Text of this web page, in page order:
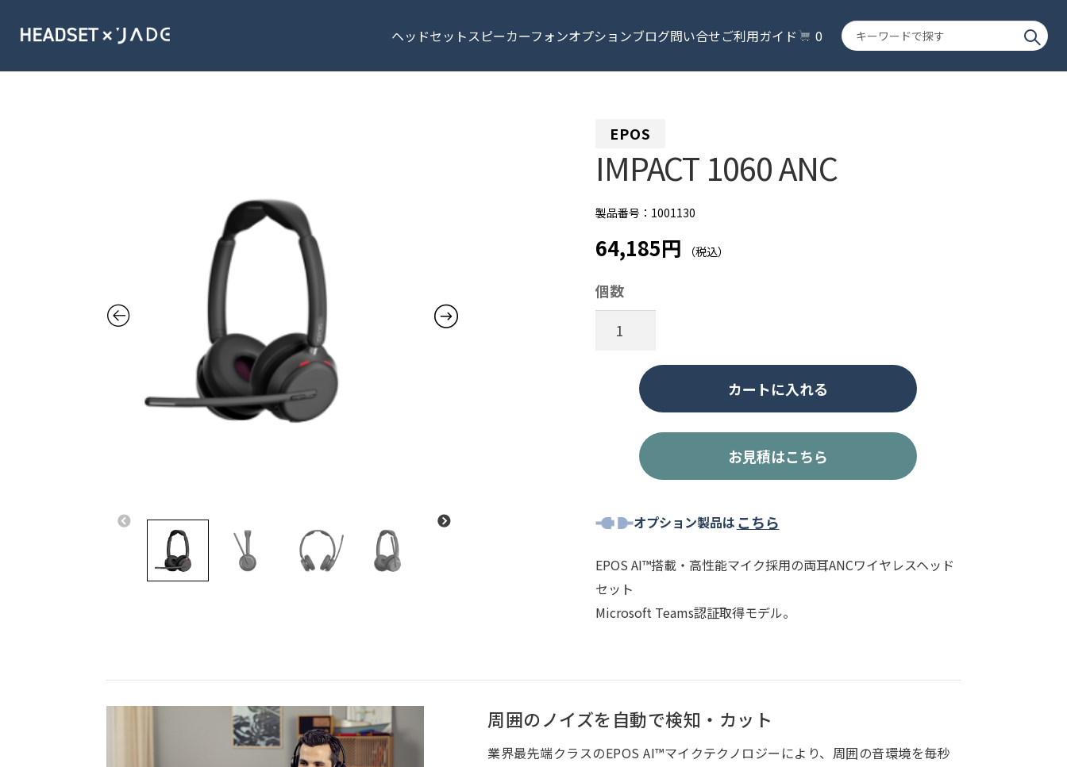
ヘッドセットスピーカーフォンオプションブログ問い合せご利用ガイド 0
キ
ー
ワ
EPOS
IMPACT 1060 ANC
製品番号：1001130
64,185円 （税込）
個数
1060
カートに入れる
お見積はこちら
オプション製品は こちら
EPOS AI™搭載・高性能マイク採用の両耳ANCワイヤレスヘッド
セット
Microsoft Teams認証取得モデル。
周囲のノイズを自動で検知・カット
業界最先端クラスのEPOS AI™マイクテクノロジーにより、周囲の音環境を毎秒